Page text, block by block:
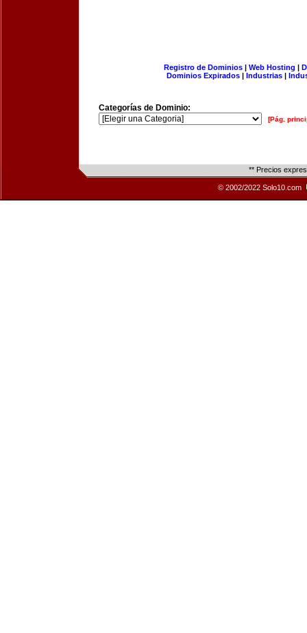
Registro de Dominios| Web Hosting |
Dominios Expirados | Industrias |
Categorías de Dominio:
[Pág.
** Precios
© 2002/2022 Solo10.com